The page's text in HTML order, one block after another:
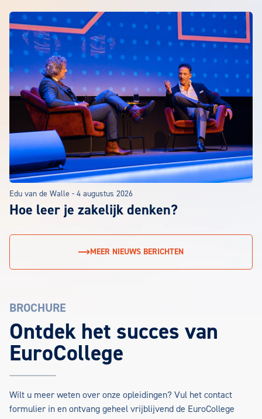
Edu van de Walle - 4 augustus 2026
Hoe leer je zakelijk denken?
MEER NIEUWS BERICHTEN
EuroCollege Brochure aanvragen
BROCHURE
Ontdek het succes van
EuroCollege
Wilt u meer weten over onze opleidingen? Vul het contact
formulier in en ontvang geheel vrijblijvend de EuroCollege